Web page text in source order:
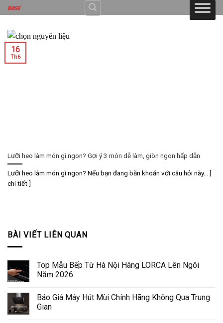
Skip
to
content
Lưỡi heo làm món gì ngon? Gợi ý 3 món dễ làm, giòn ngon hấp dẫn
Lưỡi heo làm món gì ngon? Nếu bạn đang băn khoăn với câu hỏi này... [
chi tiết ]
16
Th6
BÀI VIẾT LIÊN QUAN
Top Mẫu Bếp Từ Hà Nội Hãng LORCA Lên Ngôi
Năm 2026
Báo Giá Máy Hút Mùi Chính Hãng Không Qua Trung
Gian